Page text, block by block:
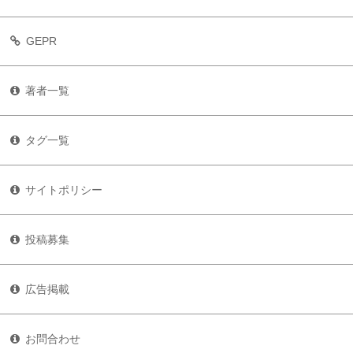
GEPR
著者一覧
タグ一覧
サイトポリシー
投稿募集
広告掲載
お問合わせ